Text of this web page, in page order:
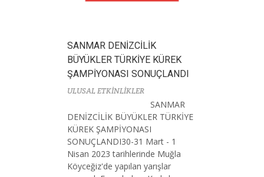
SANMAR DENİZCİLİK
BÜYÜKLER TÜRKİYE KÜREK
ŞAMPİYONASI SONUÇLANDI
ULUSAL ETKİNLİKLER
SANMAR
DENİZCİLİK BÜYÜKLER TÜRKİYE
KÜREK ŞAMPİYONASI
SONUÇLANDI30-31 Mart - 1
Nisan 2023 tarihlerinde Muğla
Köyceğiz'de yapılan yarışlar